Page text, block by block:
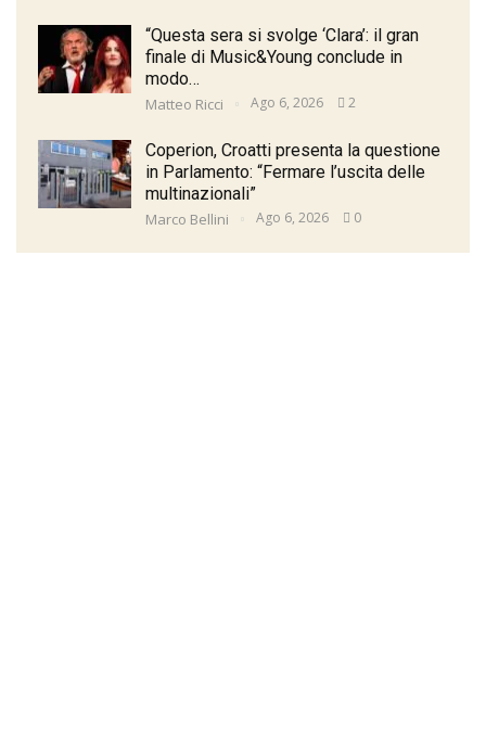
“Questa sera si svolge ‘Clara’: il gran
finale di Music&Young conclude in
modo…
Matteo Ricci Ago 6, 2026 2
Coperion, Croatti presenta la questione
in Parlamento: “Fermare l’uscita delle
multinazionali”
Marco Bellini Ago 6, 2026 0